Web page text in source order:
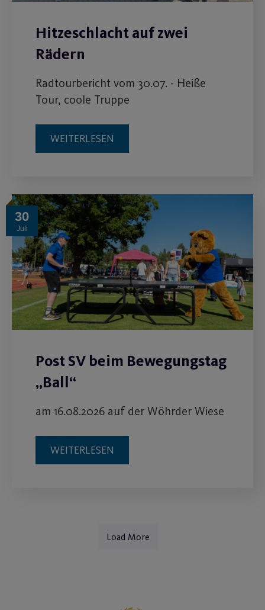
Hitzeschlacht auf zwei
Rädern
Radtourbericht vom 30.07. - Heiße
Tour, coole Truppe
WEITERLESEN
30
Juli
Post SV beim Bewegungstag
„Ball“
am 16.08.2026 auf der Wöhrder Wiese
WEITERLESEN
Load More